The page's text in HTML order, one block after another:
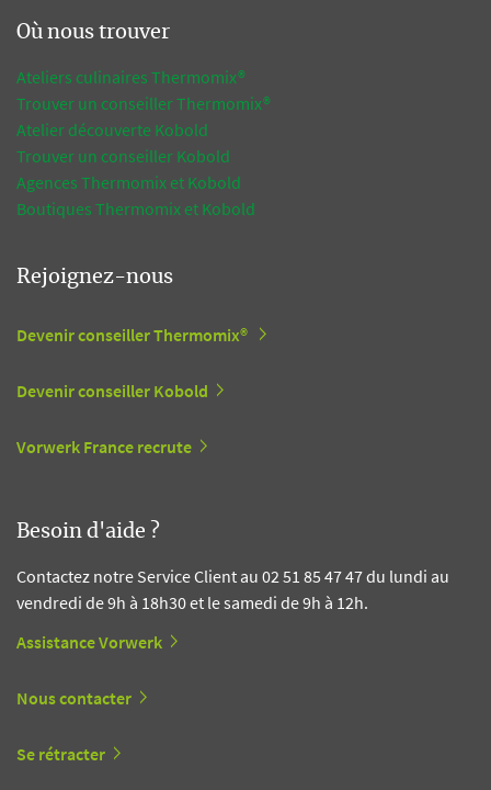
Où nous trouver
Ateliers culinaires Thermomix®
Trouver un conseiller Thermomix®
Atelier découverte Kobold
Trouver un conseiller Kobold
Agences Thermomix et Kobold
Boutiques Thermomix et Kobold
Rejoignez-nous
Devenir conseiller Thermomix®
Devenir conseiller Kobold
Vorwerk France recrute
Besoin d'aide ?
Contactez notre Service Client au 02 51 85 47 47 du lundi au
vendredi de 9h à 18h30 et le samedi de 9h à 12h.
Assistance Vorwerk
Nous contacter
Se rétracter